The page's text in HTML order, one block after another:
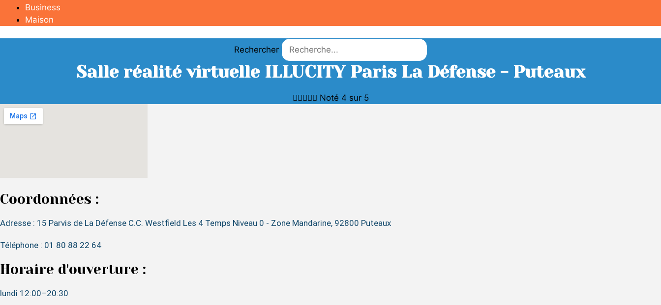
Business
Maison
Rechercher
Salle réalité virtuelle ILLUCITY Paris La Défense - Puteaux
 Noté 4 sur 5
Coordonnées :
Adresse : 15 Parvis de La Défense C.C. Westfield Les 4 Temps Niveau 0 - Zone Mandarine, 92800 Puteaux
Téléphone : 01 80 88 22 64
Horaire d'ouverture :
lundi 12:00–20:30